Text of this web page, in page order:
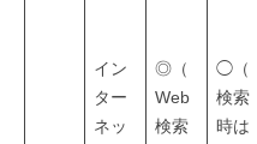
イン
ター
ネッ
◎（
Web
検索
◯（
検索
時は